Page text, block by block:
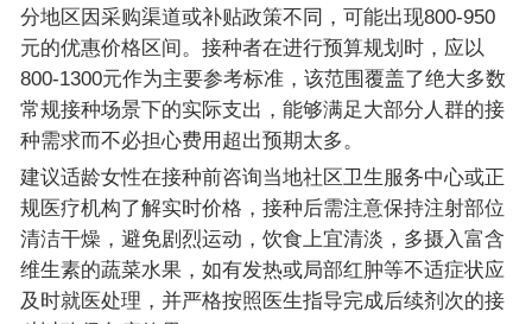
分地区因采购渠道或补贴政策不同，可能出现800-950
元的优惠价格区间。接种者在进行预算规划时，应以
800-1300元作为主要参考标准，该范围覆盖了绝大多数
常规接种场景下的实际支出，能够满足大部分人群的接
种需求而不必担心费用超出预期太多。
建议适龄女性在接种前咨询当地社区卫生服务中心或正
规医疗机构了解实时价格，接种后需注意保持注射部位
清洁干燥，避免剧烈运动，饮食上宜清淡，多摄入富含
维生素的蔬菜水果，如有发热或局部红肿等不适症状应
及时就医处理，并严格按照医生指导完成后续剂次的接